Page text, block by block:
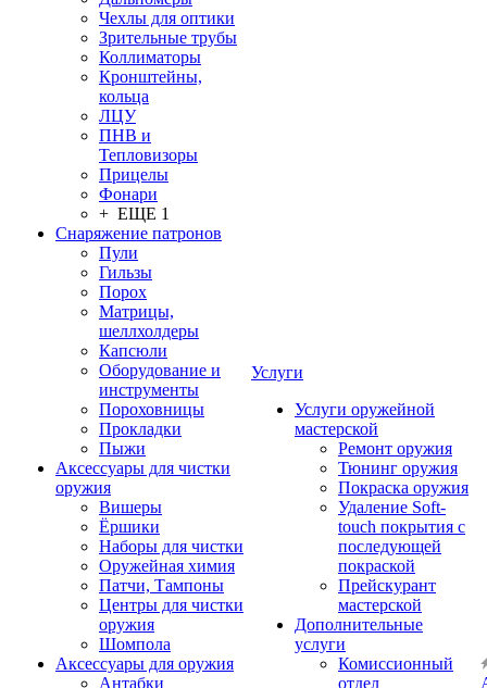
Чехлы для оптики
Зрительные трубы
Коллиматоры
Кронштейны,
кольца
ЛЦУ
ПНВ и
Тепловизоры
Прицелы
Фонари
+ ЕЩЕ 1
Снаряжение патронов
Пули
Гильзы
Порох
Матрицы,
шеллхолдеры
Капсюли
Оборудование и
инструменты
Пороховницы
Прокладки
Пыжи
Аксессуары для чистки
оружия
Вишеры
Ёршики
Наборы для чистки
Оружейная химия
Патчи, Тампоны
Центры для чистки
оружия
Шомпола
Аксессуары для оружия
Антабки
Услуги
Услуги оружейной
мастерской
Ремонт оружия
Тюнинг оружия
Покраска оружия
Удаление Soft-
touch покрытия с
последующей
покраской
Прейскурант
мастерской
Дополнительные
услуги
Комиссионный
отдел